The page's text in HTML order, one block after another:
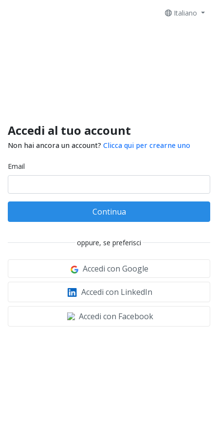
Italiano
Accedi al tuo account
Non hai ancora un account? Clicca qui per crearne uno
Email
Continua
oppure, se preferisci
Accedi con Google
Accedi con LinkedIn
Accedi con Facebook